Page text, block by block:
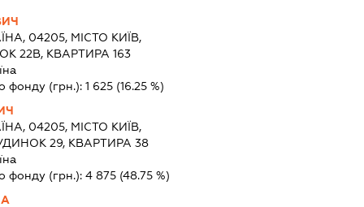
04205, МІСТО КИЇВ,
22В, КВАРТИРА 163
фонду (грн.):1 625 (16.25 %)
04205, МІСТО КИЇВ,
29, КВАРТИРА 38
фонду (грн.):4 875 (48.75 %)